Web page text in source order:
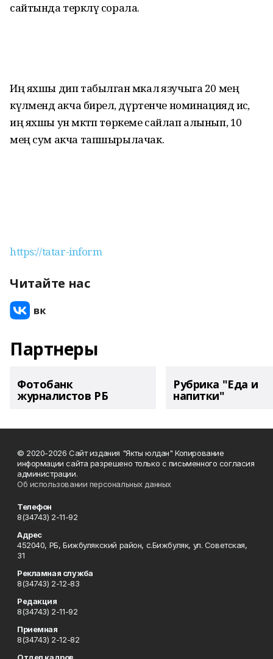
сайтында теркәлү сорала.
Иң яхшы дип табылган мәкалә язучыга 20 мең
күләмендә акча бирелә, дүртенче номинациядә исә,
иң яхшы ун мәктәп төркеме сайлап алынып, 10
мең сум акча тапшырылачак.
https://tatar-inform
Читайте нас
Партнеры
Фотобанк
журналистов РБ
Рубрика "Еда и
напитки"
© 2020-2026 Сайт издания "Якты юлдан" Копирование
информации сайта разрешено только с письменного согласия
администрации.
Об использовании персональных данных
Телефон
8(34743) 2-11-92
Адрес
452040, РБ, Бижбулякский район, с.Бижбуляк, ул. Советская,
31
Рекламная служба
8(34743) 2-12-83
Редакция
8(34743) 2-11-92
Приемная
8(34743) 2-12-82